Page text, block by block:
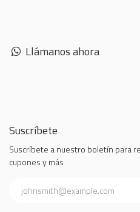
Llámanos ahora
Suscríbete
Suscríbete a nuestro boletín para
cupones y más